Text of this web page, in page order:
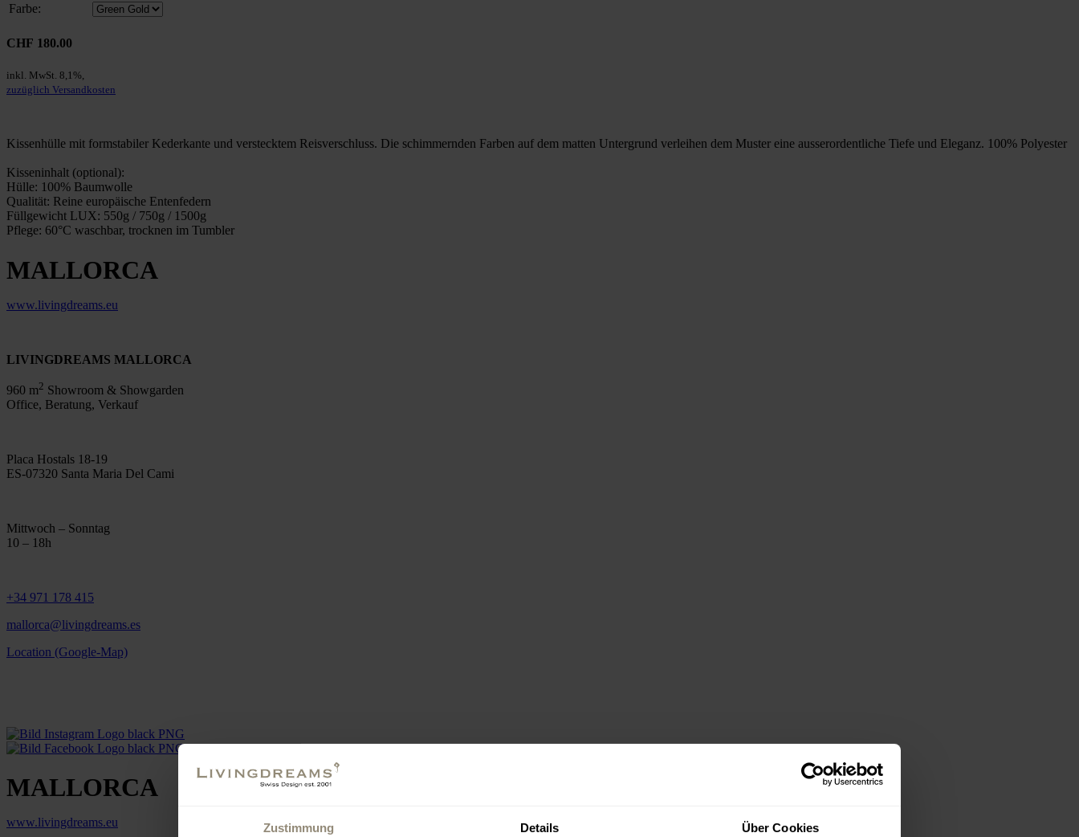
Zustimmung Details Über Cookies
Farbe:
CHF 180.00
inkl. MwSt. 8,1%,
zuzüglich Versandkosten
Kissenhülle mit formstabiler Kederkante und verstecktem Reisverschluss. Die schimmernden Farben auf dem matten Untergrund verleihen dem Muster eine ausserordentliche Tiefe und Eleganz. 100% Polyester
Kisseninhalt (optional):
Hülle: 100% Baumwolle
Qualität: Reine europäische Entenfedern
Füllgewicht LUX: 550g / 750g / 1500g
Pflege: 60°C waschbar, trocknen im Tumbler
MALLORCA
www.livingdreams.eu
LIVINGDREAMS MALLORCA
960 m2 Showroom & Showgarden
Office, Beratung, Verkauf
Placa Hostals 18-19
ES-07320 Santa Maria Del Cami
Mittwoch – Sonntag
10 – 18h
+34 971 178 415
mallorca@livingdreams.es
Location (Google-Map)
MALLORCA
www.livingdreams.eu